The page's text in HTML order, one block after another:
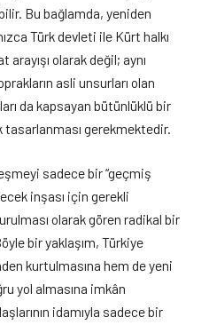
Bu bağlamda, yeniden
Türk devleti ile Kürt halkı
olarak değil; aynı
asli unsurları olan
da kapsayan bütünlüklü bir
gerekmektedir.
sadece bir “geçmiş
inşası için gerekli
olarak gören radikal bir
bir yaklaşım, Türkiye
kurtulmasına hem de yeni
yol almasına imkân
idamıyla sadece bir